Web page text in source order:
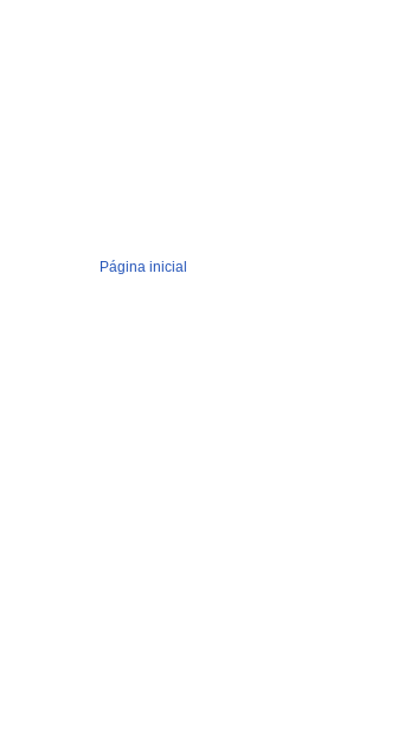
Página inicial